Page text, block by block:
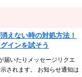
えない時の対処方法！
インを試そう
届いたりメッセージリクエ
されます。 お知らせ通知は